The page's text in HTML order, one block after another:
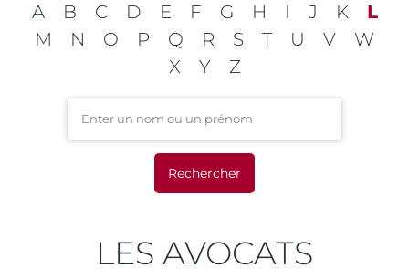
A B C D E F G H I J K
L
M
N O P Q R S T U V
W
X
Y Z
Enter un nom ou un
LES AVOCATS